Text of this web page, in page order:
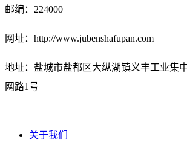
邮编：224000
网址：http://www.jubenshafupan.com
地址：盐城市盐都区大纵湖镇义丰工业集
网路1号
关于我们